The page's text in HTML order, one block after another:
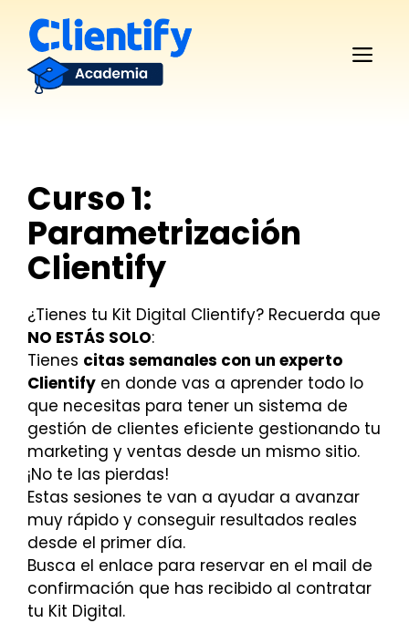
contenido
Curso 1:
Parametrización
Clientify
¿Tienes tu Kit Digital Clientify? Recuerda que
NO ESTÁS SOLO:
Tienes citas semanales con un experto
Clientify en donde vas a aprender todo lo
que necesitas para tener un sistema de
gestión de clientes eficiente gestionando tu
marketing y ventas desde un mismo sitio.
¡No te las pierdas!
Estas sesiones te van a ayudar a avanzar
muy rápido y conseguir resultados reales
desde el primer día.
Busca el enlace para reservar en el mail de
confirmación que has recibido al contratar
tu Kit Digital.